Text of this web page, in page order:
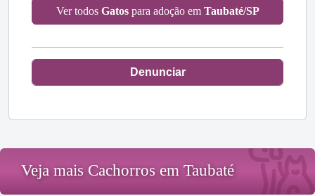
Ver todos Gatospara adoção em Taubaté/SP
Denunciar
Veja mais Cachorros em Taubaté